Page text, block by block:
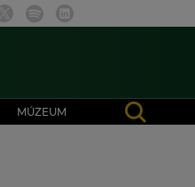
MÚZEUM